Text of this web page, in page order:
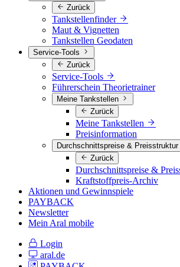
Zurück
Tankstellenfinder
Maut & Vignetten
Tankstellen Geodaten
Service-Tools
Zurück
Service-Tools
Führerschein Theorietrainer
Meine Tankstellen
Zurück
Meine Tankstellen
Preisinformation
Durchschnittspreise & Preisstruktur
Zurück
Durchschnittspreise &
Kraftstoffpreis-Archiv
Aktionen und Gewinnspiele
PAYBACK
Newsletter
Mein Aral mobile
Login
aral.de